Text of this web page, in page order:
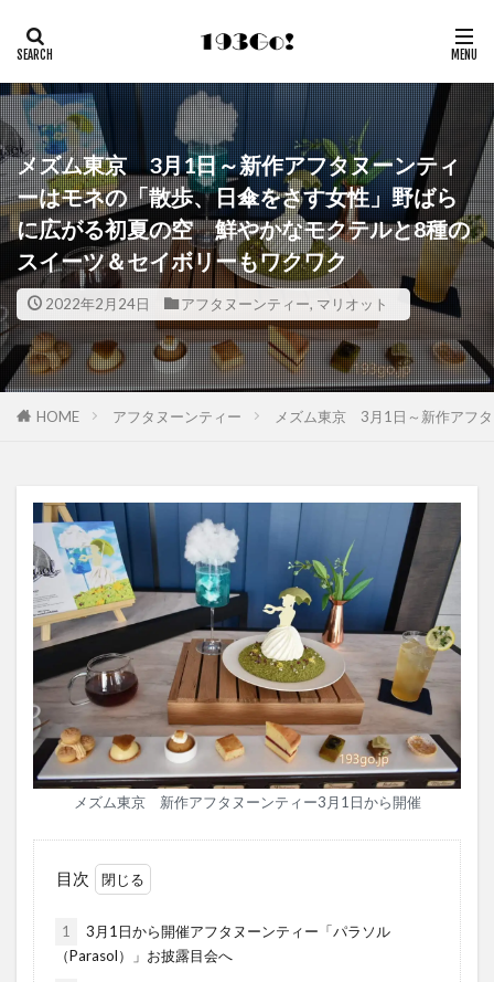
メズム東京 3月1日～新作アフタヌーンティ
ーはモネの「散歩、日傘をさす女性」野ばら
に広がる初夏の空 鮮やかなモクテルと8種の
スイーツ＆セイボリーもワクワク
2022年2月24日 アフタヌーンティー, マリオット
HOME アフタヌーンティー メズム東京 3月1日～新作アフ
メズム東京 新作アフタヌーンティー3月1日から開催
目次
1
3月1日から開催アフタヌーンティー「パラソル
（Parasol）」お披露目会へ